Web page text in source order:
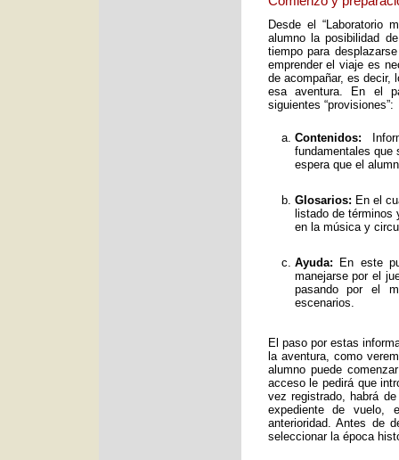
Desde el “Laboratorio
alumno la posibilidad
tiempo para
emprender el viaje es
de acompañar, es decir,
esa aventura. En el
siguientes “provisiones”:
Contenidos:
fundamentales que
espera que el
Glosarios: En el
listado de
en la música y
Ayuda: En este
manejarse por el
pasando por el
escenarios.
El paso por estas
la aventura, como
alumno puede
acceso le pedirá que
vez registrado, habrá
expediente de vuelo,
anterioridad. Antes de
seleccionar la época